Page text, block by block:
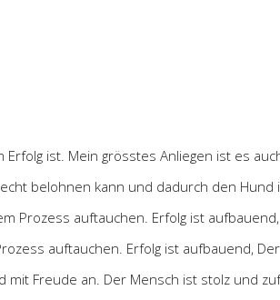
ist. Mein grösstes Anliegen ist es
belohnen kann und dadurch den Hund
Prozess auftauchen. Erfolg ist
auftauchen. Erfolg ist aufbauend,
Freude an. Der Mensch ist stolz und